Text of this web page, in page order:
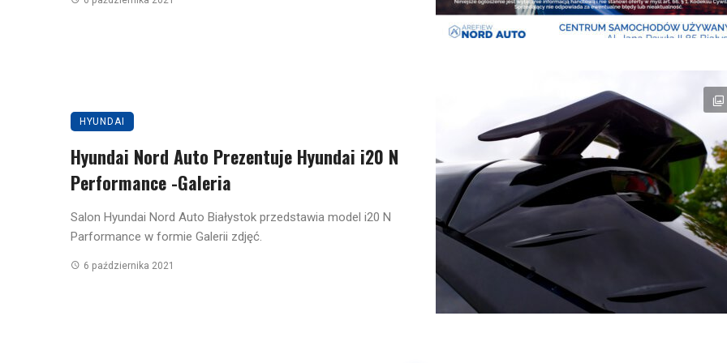
HYUNDAI
Hyundai Nord Auto Prezentuje Hyundai i20 N
Performance -Galeria
Salon Hyundai Nord Auto Białystok przedstawia model i20 N
Parformance w formie Galerii zdjęć.
6 października 2021